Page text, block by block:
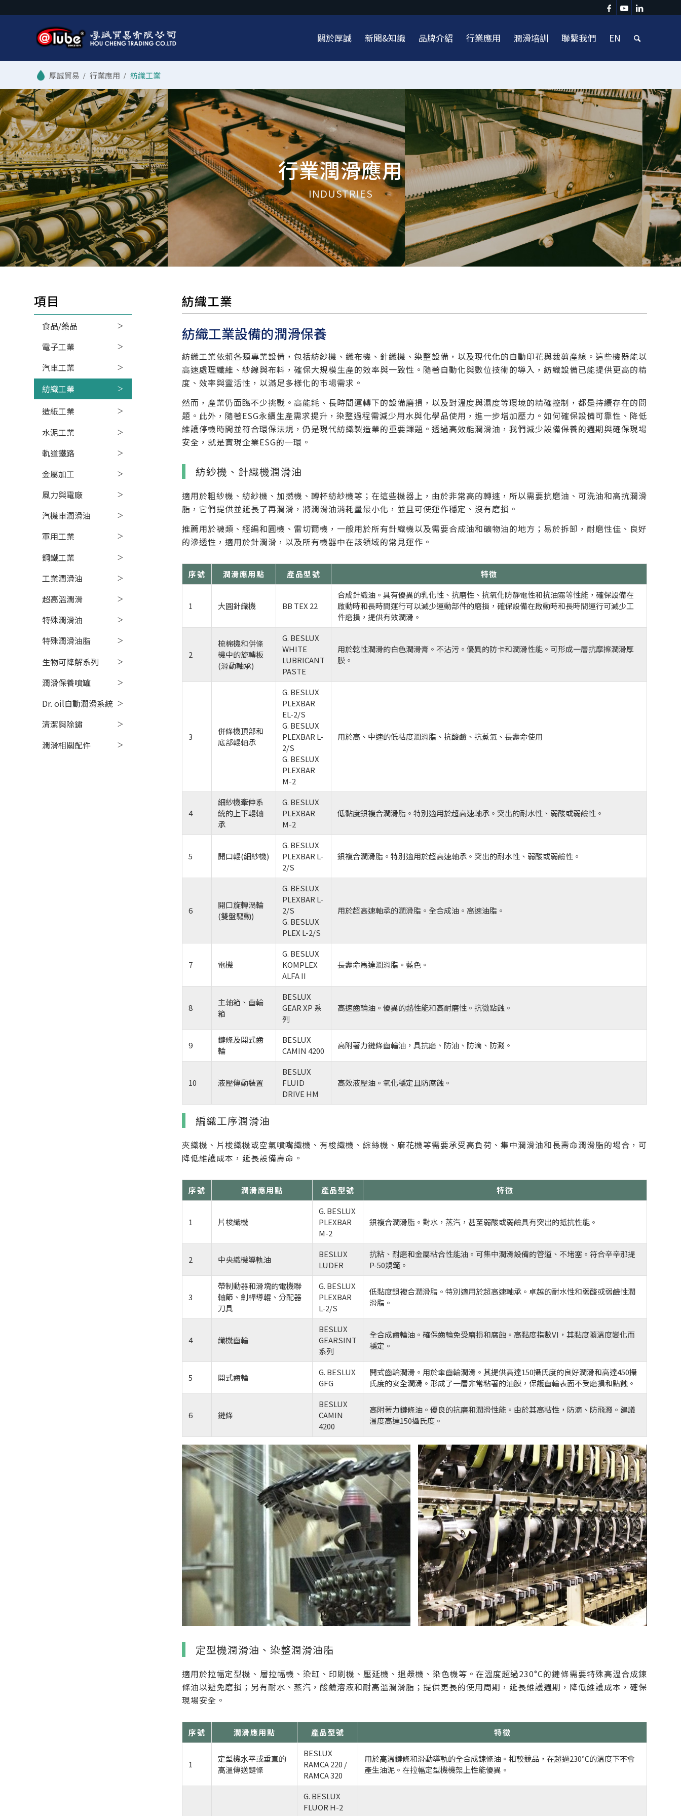
關於厚誠 新聞&知識 品牌介紹 行業應用 潤滑培訓 聯繫我們 EN
/ 行業應用 / 紡織工業
行業潤滑應用
INDUSTRIES
紡織工業
紡織工業設備的潤滑保養
紡織工業依賴各類專業設備，包括紡紗機、織布機、針織機、染整設備，以及現代化的自動印花與裁剪產線。這些機器能以
高速處理纖維、紗線與布料，確保大規模生產的效率與一致性。隨著自動化與數位技術的導入，紡織設備已能提供更高的精
度、效率與靈活性，以滿足多樣化的市場需求。
然而，產業仍面臨不少挑戰。高能耗、長時間運轉下的設備磨損，以及對溫度與濕度等環境的精確控制，都是持續存在的問
題。此外，隨著ESG永續生產需求提升，染整過程需減少用水與化學品使用，進一步增加壓力。如何確保設備可靠性、降低
維護停機時間並符合環保法規，仍是現代紡織製造業的重要課題。透過高效能潤滑油，我們減少設備保養的週期與確保現場
安全，就是實現企業ESG的一環。
紡紗機、針織機潤滑油
適用於粗紗機、紡紗機、加撚機、轉杯紡紗機等；在這些機器上，由於非常高的轉速，所以需要抗磨油、可洗油和高抗潤滑
脂，它們提供並延長了再潤滑，將潤滑油消耗量最小化，並且可使運作穩定、沒有磨損。
推薦用於襪類、經編和圓機、雷切爾機，一般用於所有針織機以及需要合成油和礦物油的地方；易於拆卸，耐磨性佳、良好
的滲透性，適用於針潤滑，以及所有機器中在該領域的常見運作。
序號 潤滑應用點 產品型號 特徵
1 大圓針織機 BB TEX 22
合成針織油。具有優異的乳化性、抗磨性、抗氧化防靜電性和抗油霧等性能，確保設備在
啟動時和長時間運行可以減少運動部件的磨損，確保設備在啟動時和長時間運行可減少工
件磨損，提供有效潤滑。
2
梳棉機和併條
機中的旋轉板
(滑動軸承)
G. BESLUX
WHITE
LUBRICANT
PASTE
用於乾性潤滑的白色潤滑膏。不沾污。優異的防卡和潤滑性能。可形成一層抗摩擦潤滑厚
膜。
3
併條機頂部和
底部輥軸承
G. BESLUX
PLEXBAR
EL-2/S
G. BESLUX
PLEXBAR L-
2/S
G. BESLUX
PLEXBAR
M-2
用於高、中速的低粘度潤滑脂、抗酸鹼、抗蒸氣、長壽命使用
4
細紗機牽伸系
統的上下輥軸
承
G. BESLUX
PLEXBAR
M-2
低黏度鋇複合潤滑脂。特別適用於超高速軸承。突出的耐水性、弱酸或弱鹼性。
5 開口輥(細紗機)
G. BESLUX
PLEXBAR L-
2/S
鋇複合潤滑脂。特別適用於超高速軸承。突出的耐水性、弱酸或弱鹼性。
6
開口旋轉渦輪
(雙盤驅動)
G. BESLUX
PLEXBAR L-
2/S
G. BESLUX
PLEX L-2/S
用於超高速軸承的潤滑脂。全合成油。高速油脂。
7 電機
G. BESLUX
KOMPLEX
ALFA II
長壽命馬達潤滑脂。藍色。
8
主軸箱、齒輪
箱
BESLUX
GEAR XP 系
列
高速齒輪油。優異的熱性能和高耐磨性。抗微點蝕。
9
鏈條及開式齒
輪
BESLUX
CAMIN 4200
高附著力鏈條齒輪油，具抗磨、防油、防滴、防濺。
10 液壓傳動裝置
BESLUX
FLUID
DRIVE HM
高效液壓油。氧化穩定且防腐蝕。
編織工序潤滑油
夾織機、片梭織機或空氣噴嘴織機、有梭織機、綜絲機、麻花機等需要承受高負荷、集中潤滑油和長壽命潤滑脂的場合，可
降低維護成本，延長設備壽命。
序號 潤滑應用點 產品型號 特徵
1 片梭織機
G. BESLUX
PLEXBAR
M-2
鋇複合潤滑脂。對水，蒸汽，甚至弱酸或弱鹼具有突出的抵抗性能。
2 中央織機導軌油
BESLUX
LUDER
抗粘、耐磨和金屬粘合性能油。可集中潤滑設備的管道、不堵塞。符合辛辛那提
P-50規範。
3
帶制動器和滑塊的電機聯
軸節、劍桿導輥、分配器
刀具
G. BESLUX
PLEXBAR
L-2/S
低黏度鋇複合潤滑脂。特別適用於超高速軸承。卓越的耐水性和弱酸或弱鹼性潤
滑脂。
4 織機齒輪
BESLUX
GEARSINT
系列
全合成齒輪油。確保齒輪免受磨損和腐蝕。高黏度指數VI，其黏度隨溫度變化而
穩定。
5 開式齒輪
G. BESLUX
GFG
開式齒輪潤滑。用於傘齒輪潤滑。其提供高達150攝氏度的良好潤滑和高達450攝
氏度的安全潤滑。形成了一層非常粘著的油膜，保護齒輪表面不受磨損和點蝕。
6 鏈條
BESLUX
CAMIN
4200
高附著力鏈條油。優良的抗磨和潤滑性能。由於其高粘性，防滴、防飛濺。建議
溫度高達150攝氏度。
定型機潤滑油、染整潤滑油脂
適用於拉幅定型機、層拉幅機、染缸、印刷機、壓延機、退漿機、染色機等。在溫度超過230°C的鏈條需要特殊高溫合成鍊
條油以避免磨損；另有耐水、蒸汽，酸鹼溶液和耐高溫潤滑脂；提供更長的使用周期，延長維護週期，降低維護成本，確保
現場安全。
序號 潤滑應用點 產品型號 特徵
1
定型機⽔平或垂直的
⾼溫傳送鏈條
BESLUX
RAMCA 220 /
RAMCA 320
⽤於⾼溫鏈條和滑動導軌的全合成鍊條油。相較競品，在超過230℃的溫度下不會
產⽣油泥。在拉幅定型機機架上性能優異。
G. BESLUX
FLUOR H-2
項目
食品/藥品
電子工業
汽車工業
紡織工業
造紙工業
水泥工業
軌道鐵路
金屬加工
風力與電廠
汽機車潤滑油
軍用工業
鋼鐵工業
工業潤滑油
超高溫潤滑
特殊潤滑油
特殊潤滑油脂
生物可降解系列
潤滑保養噴罐
Dr. oil自動潤滑系統
清潔與除鏽
潤滑相關配件